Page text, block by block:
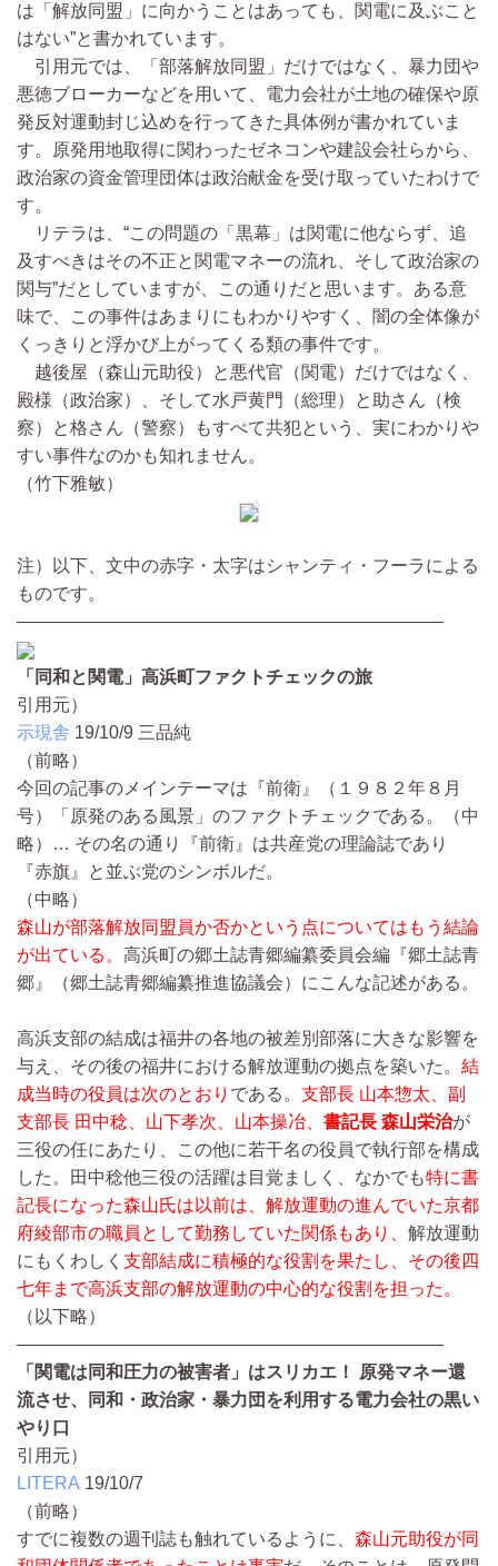
は「解放同盟」に向かうことはあっても、関電に及ぶこと
はない”と書かれています。
引用元では、「部落解放同盟」だけではなく、暴力団や
悪徳ブローカーなどを用いて、電力会社が土地の確保や原
発反対運動封じ込めを行ってきた具体例が書かれていま
す。原発用地取得に関わったゼネコンや建設会社らから、
政治家の資金管理団体は政治献金を受け取っていたわけで
す。
リテラは、“この問題の「黒幕」は関電に他ならず、追
及すべきはその不正と関電マネーの流れ、そして政治家の
関与”だとしていますが、この通りだと思います。ある意
味で、この事件はあまりにもわかりやすく、闇の全体像が
くっきりと浮かび上がってくる類の事件です。
越後屋（森山元助役）と悪代官（関電）だけではなく、
殿様（政治家）、そして水戸黄門（総理）と助さん（検
察）と格さん（警察）もすべて共犯という、実にわかりや
すい事件なのかも知れません。
（竹下雅敏）
注）以下、文中の赤字・太字はシャンティ・フーラによる
ものです。
————————————————————————
「同和と関電」高浜町ファクトチェックの旅
引用元）
示現舎 19/10/9 三品純
（前略）
今回の記事のメインテーマは『前衛』（１９８２年８月
号）「原発のある風景」のファクトチェックである。
（中
略）… その名の通り『前衛』は共産党の理論誌であり
『赤旗』と並ぶ党のシンボルだ。
（中略）
森山が部落解放同盟員か否かという点についてはもう結論
が出ている。 高浜町の郷土誌青郷編纂委員会編『郷土誌青
郷』（郷土誌青郷編纂推進協議会）にこんな記述がある。
高浜支部の結成は福井の各地の被差別部落に大きな影響を
与え、その後の福井における解放運動の拠点を築いた。 結
成当時の役員は次のとおり である。 支部長 山本惣太、副
支部長 田中稔、山下孝次、山本操冶、 書記長 森山栄治が
三役の任にあたり、この他に若干名の役員で執行部を構成
した。田中稔他三役の活躍は目覚ましく、なかでも特に書
記長になった森山氏は以前は、解放運動の進んでいた京都
府綾部市の職員として勤務していた関係もあり、 解放運動
にもくわしく 支部結成に積極的な役割を果たし、その後四
七年まで高浜支部の解放運動の中心的な役割を担った。
（以下略）
————————————————————————
「関電は同和圧力の被害者」はスリカエ！ 原発マネー還
流させ、同和・政治家・暴力団を利用する電力会社の黒い
やり口
引用元）
LITERA 19/10/7
（前略）
すでに複数の週刊誌も触れているように、 森山元助役が同